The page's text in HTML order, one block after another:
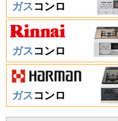
ガスコンロ
ガスコンロ
ガスコンロ